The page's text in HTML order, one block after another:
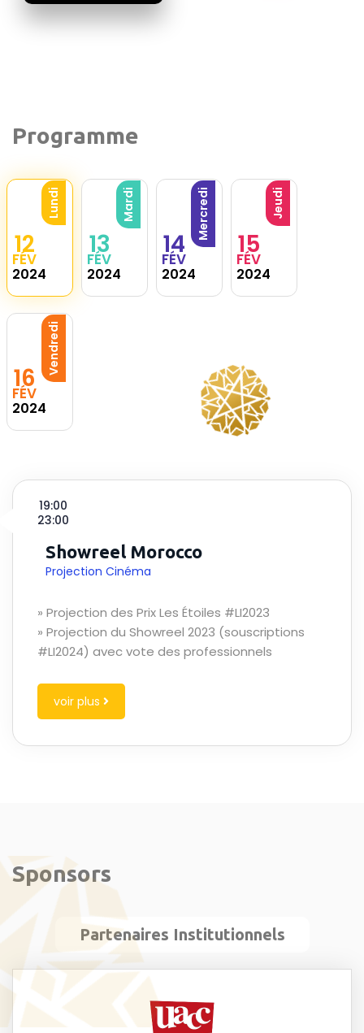
Programme
Lundi
12
FÉV
2024
Mardi
13
FÉV
2024
Mercredi
14
FÉV
2024
Jeudi
15
FÉV
2024
Vendredi
16
FÉV
2024
19:00
23:00
Showreel Morocco
Projection Cinéma
» Projection des Prix Les Étoiles #LI2023
» Projection du Showreel 2023 (souscriptions
#LI2024) avec vote des professionnels
voir plus
Sponsors
Partenaires Institutionnels